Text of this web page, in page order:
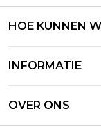
HOE KUNNEN
Retourneer uw
INFORMATIE
OVER ONS